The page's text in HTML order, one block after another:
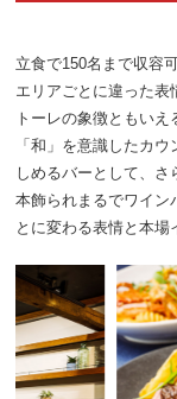
立食で150名まで収容
エリアごとに違った表
トーレの象徴ともいえ
「和」を意識したカ
しめるバーとして、
本飾られまるでワイン
とに変わる表情と本場